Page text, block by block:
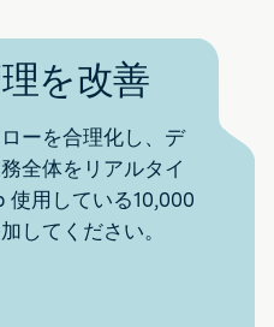
を改善
ーを合理化し、デ
全体をリアルタイ
使用している10,000
してください。